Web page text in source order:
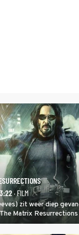
· FILM
zit weer diep
Matrix
te